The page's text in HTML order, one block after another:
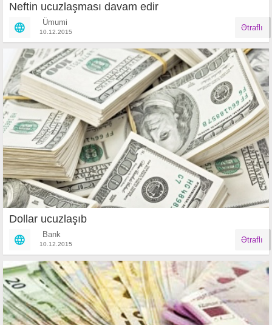
Neftin ucuzlaşması davam edir
Ümumi
10.12.2015 Ətraflı
Dollar ucuzlaşıb
Bank
10.12.2015 Ətraflı